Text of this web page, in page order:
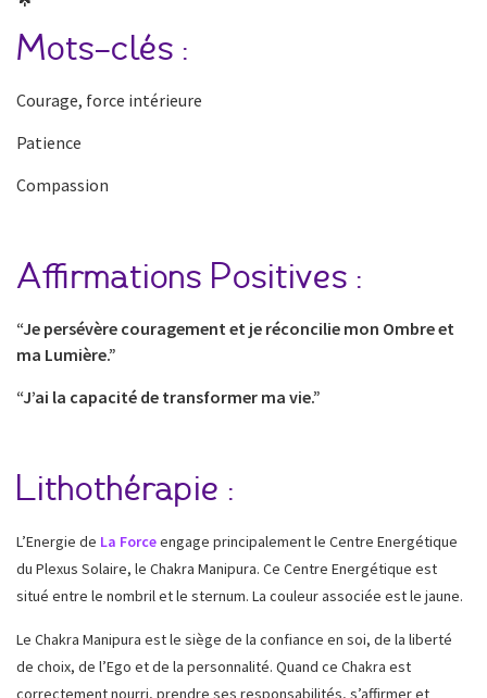
Mots-clés :
Courage, force intérieure
Patience
Compassion
Affirmations Positives :
“Je persévère couragement et je réconcilie mon Ombre et
ma Lumière.”
“J’ai la capacité de transformer ma vie.”
Lithothérapie :
L’Energie de La Forceengage principalement le Centre Energétique
du Plexus Solaire, le Chakra Manipura. Ce Centre Energétique est
situé entre le nombril et le sternum. La couleur associée est le jaune.
Le Chakra Manipura est le siège de la confiance en soi, de la liberté
de choix, de l’Ego et de la personnalité. Quand ce Chakra est
correctement nourri, prendre ses responsabilités, s’affirmer et